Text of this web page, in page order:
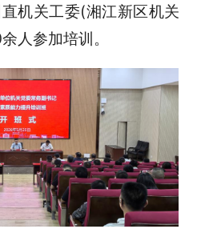
机关工委(湘江新区机关
人参加培训。